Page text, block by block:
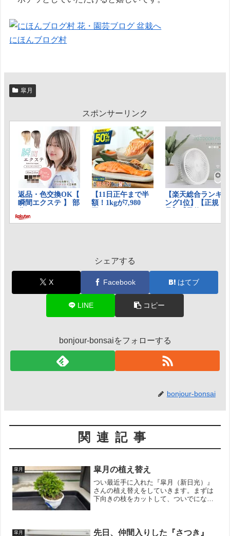
にほんブログ村
皐月
スポンサーリンク
シェアする
X Facebook はてブ
LINE コピー
bonjour-bonsaiをフォローする
bonjour-bonsai
関連記事
皐月 皐月の植え替え
つい最近手に入れた『皐月（新日光）』
さんの植え替えをしていきます。まずは
下向きの枝をカットして、ついでになん
きました。今回は、全体の...
皐月 先日、仲間入りした『さつき』